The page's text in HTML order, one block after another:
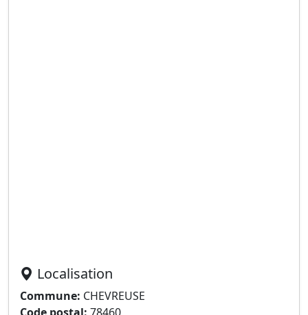
Localisation
Commune: CHEVREUSE